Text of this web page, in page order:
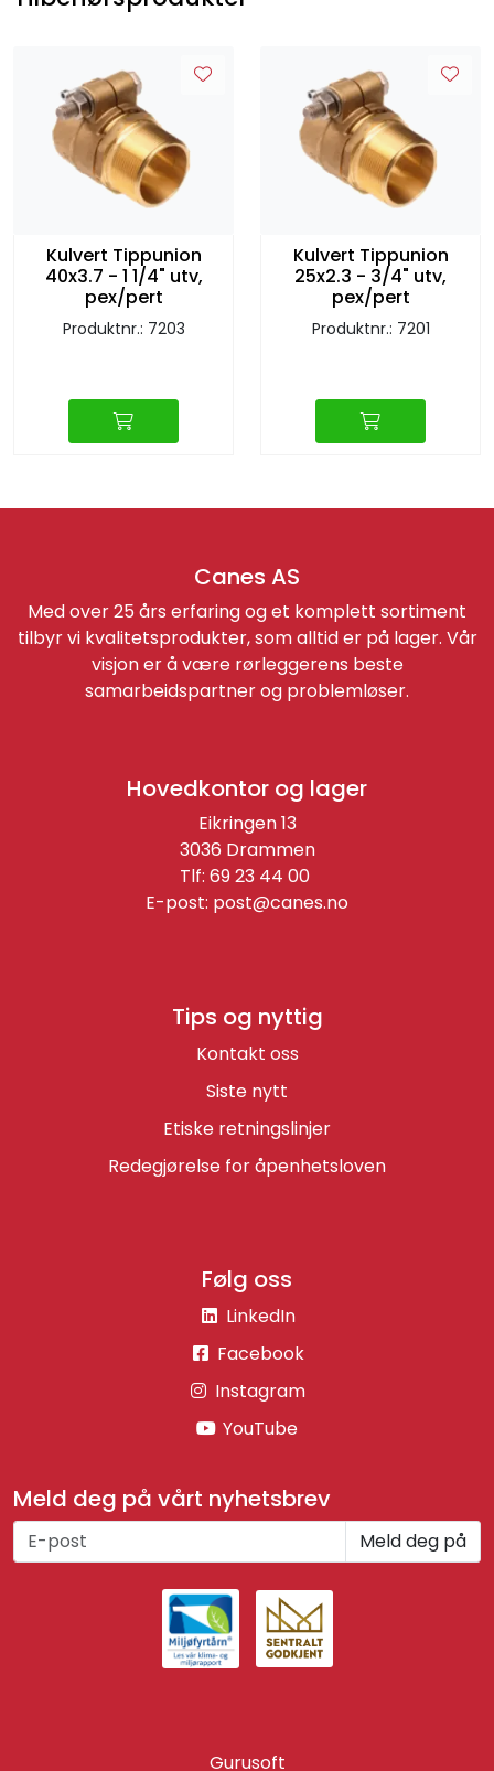
Kulvert Tippunion
40x3.7 - 1 1/4" utv,
pex/pert
Produktnr.: 7203
Kulvert Tippunion
25x2.3 - 3/4" utv,
pex/pert
Produktnr.: 7201
Canes AS
Med over 25 års erfaring og et komplett sortiment
tilbyr vi kvalitetsprodukter, som alltid er på lager. Vår
visjon er å være rørleggerens beste
samarbeidspartner og problemløser.
Meld deg på vårt nyhetsbrev
Meld deg på
Tips og nyttig
Kontakt oss
Siste nytt
Etiske retningslinjer
Redegjørelse for åpenhetsloven
Følg oss
LinkedIn
Facebook
Instagram
YouTube
Hovedkontor og lager
Eikringen 13
3036 Drammen
Tlf: 69 23 44 00
E-post: post@canes.no
Gurusoft